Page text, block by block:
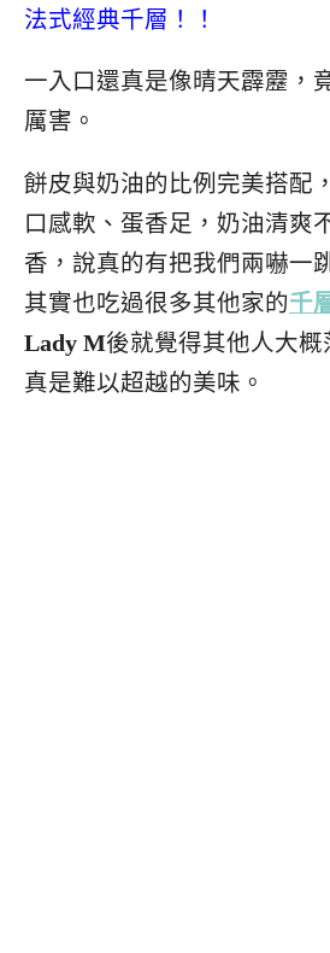
法式經典千層！！
一入口還真是像晴天霹靂，
厲害。
餅皮與奶油的比例完美搭配
口感軟、蛋香足，奶油清爽
香，說真的有把我們兩嚇一
其實也吃過很多其他家的千
Lady M後就覺得其他人大概
真是難以超越的美味。